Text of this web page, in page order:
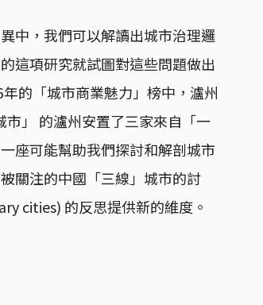
中，我們可以解讀出城市治理邏
這項研究就試圖對這些問題做出
的「城市商業魅力」榜中，瀘州
」 的瀘州安置了三家來自「一
座可能幫助我們探討和解剖城市
關注的中國「三線」城市的討
cities) 的反思提供新的維度。